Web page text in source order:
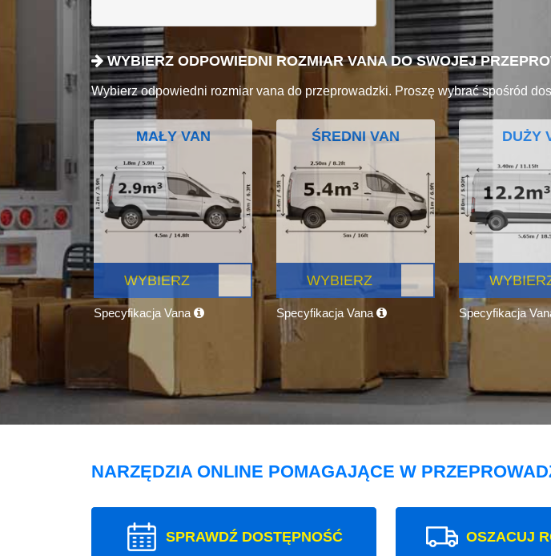
WYBIERZ ODPOWIEDNI ROZMIAR VANA DO SWOJEJ
Wybierz odpowiedni rozmiar vana do przeprowadzki. Proszę wybrać spośród
MAŁY VAN
WYBIERZ
Specyfikacja Vana
ŚREDNI VAN
WYBIERZ
Specyfikacja Vana
DUŻY
Specyfikacja
NARZĘDZIA ONLINE POMAGAJĄCE W
SPRAWDŹ DOSTĘPNOŚĆ OSZACUJ